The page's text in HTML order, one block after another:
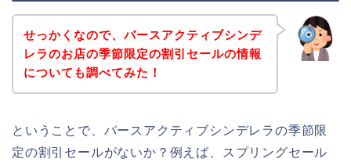
せっかくなので、バースアクティブシンデ
レラのお店の季節限定の割引セールの情報
についても調べてみた！
ということで、バースアクティブシンデレラの季節限
定の割引セールがないか？例えば、スプリングセール